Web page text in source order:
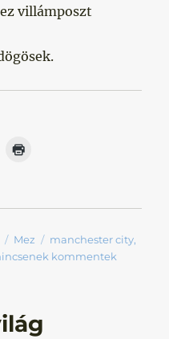
Kategória
Mez Címke
manchester city,
kommentek